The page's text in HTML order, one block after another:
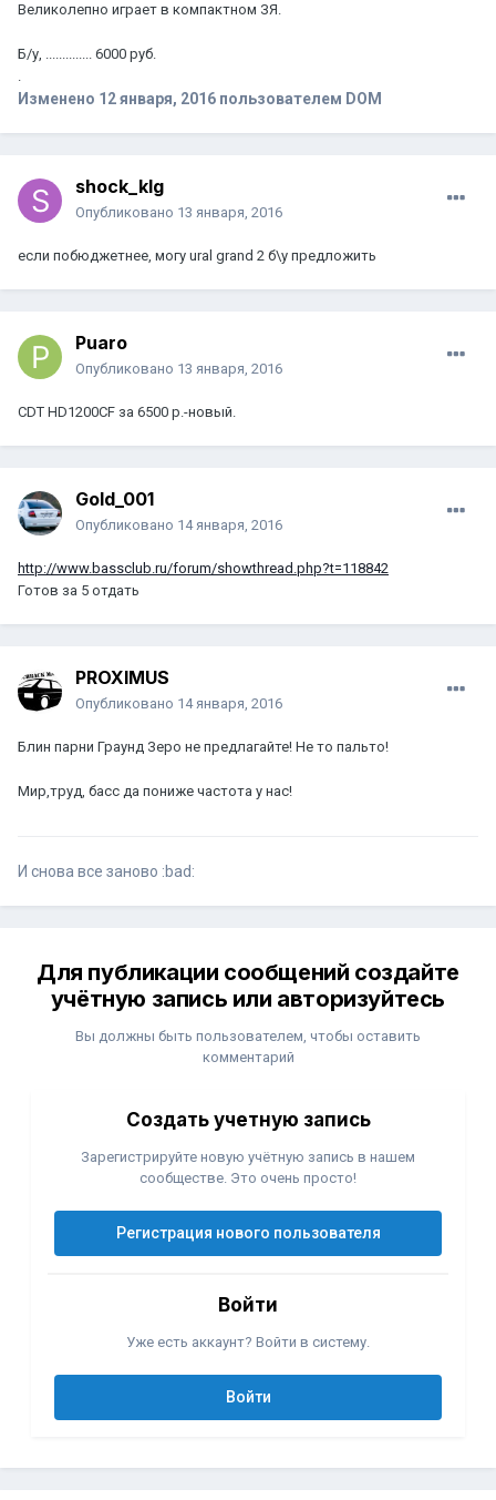
Великолепно играет в компактном ЗЯ.
Б/у, .............. 6000 руб.
.
Изменено 12 января, 2016 пользователем DOM
shock_klg
Опубликовано 13 января, 2016
если побюджетнее, могу ural grand 2 б\у предложить
Puaro
Опубликовано 13 января, 2016
CDT HD1200CF за 6500 р.-новый.
Gold_001
Опубликовано 14 января, 2016
http://www.bassclub.ru/forum/showthread.php?t=118842
Готов за 5 отдать
PROXIMUS
Опубликовано 14 января, 2016
Блин парни Граунд Зеро не предлагайте! Не то пальто!
Мир,труд, басс да пониже частота у нас!
И снова все заново :bad:
Для публикации сообщений создайте
учётную запись или авторизуйтесь
Вы должны быть пользователем, чтобы оставить
комментарий
Создать учетную запись
Зарегистрируйте новую учётную запись в нашем
сообществе. Это очень просто!
Регистрация нового пользователя
Войти
Уже есть аккаунт? Войти в систему.
Войти